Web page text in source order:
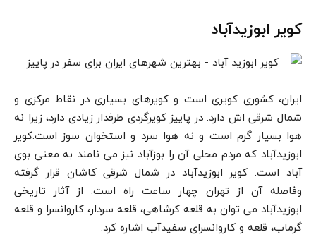
کویر ابوزیدآباد
ایران، کشوری کویری است و کویرهای بسیاری در نقاط مرکزی و
شمال شرقی اش دارد. در پاییز کویرگردی طرفدار زیادی دارد، زیرا نه
هوا بسیار گرم است و نه هوا سرد و استخوان سوز است.کویر
ابوزیدآباد که مردم محلی آن را بوزآباد نیز می نامند به معنی بوی
آباد است. کویر ابوزیدآباد در شمال شرقی کاشان قرار گرفته
وفاصله آن از تهران چهار ساعت راه است. از آثار تاریخی
ابوزیدآباد می توان به قلعه کرشاهی، قلعه سردار، کاروانسرا و قلعه
گرماب، قلعه و کاروانسرای سفیدآب اشاره کرد.